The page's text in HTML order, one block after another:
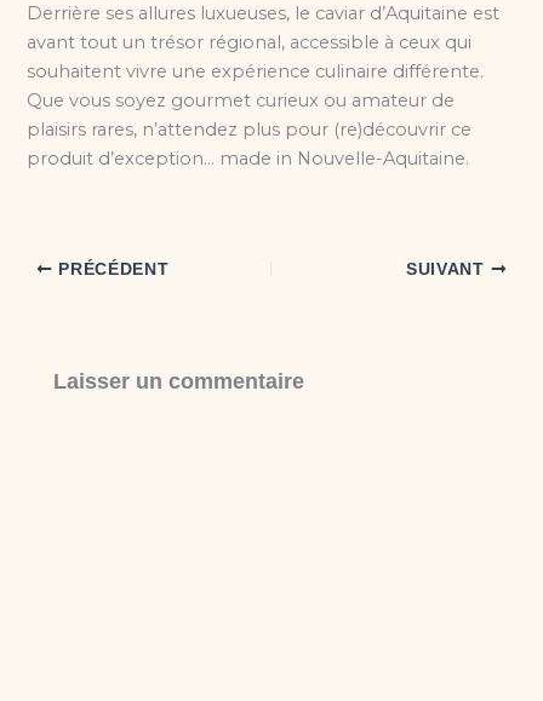
Derrière ses allures luxueuses, le caviar d’Aquitaine est
avant tout un trésor régional, accessible à ceux qui
souhaitent vivre une expérience culinaire différente.
Que vous soyez gourmet curieux ou amateur de
plaisirs rares, n’attendez plus pour (re)découvrir ce
produit d’exception… made in Nouvelle-Aquitaine.
PRÉCÉDENT SUIVANT
Laisser un commentaire